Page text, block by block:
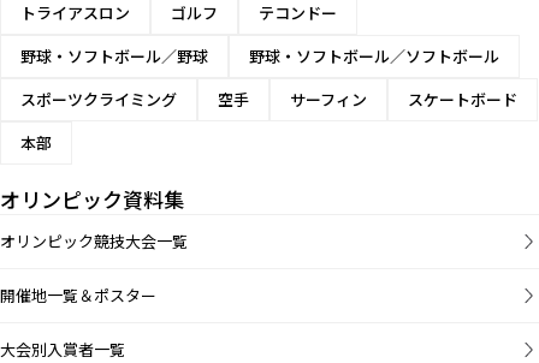
歩
男子4×100m
リレー
男子走高跳
トライアスロン
ゴルフ
テコンドー
野球・ソフトボール／野球
野球・ソフトボール／ソフトボール
スポーツクライミング
空手 サーフィン
スケートボード
本部
オリンピック資料集
オリンピック競技大会一覧
開催地一覧＆ポスター
大会別入賞者一覧